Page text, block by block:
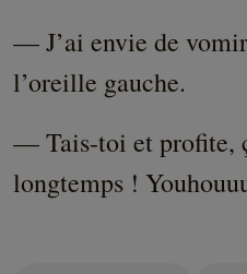
— J’ai envie de
l’oreille gauche.
— Tais-toi et profite,
longtemps !